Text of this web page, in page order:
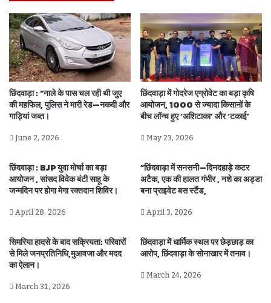
छिंदवाड़ा : “नाले के पास चल रही थी जुए
की महफिल, पुलिस ने मारी रेड—नकदी और
गाड़ियां जब्त।
June 2, 2026
छिंदवाड़ा में गोदरेज एग्रोवेट का बड़ा कृषि
आयोजन, 1000 से ज्यादा किसानों के
बीच लॉन्च हुए ‘अशिटाका’ और ‘टकाई’
May 23, 2026
छिंदवाड़ा : BJP युवा मोर्चा का बड़ा
आयोजन , सांसद विवेक बंटी साहू के
जन्मदिन पर होगा मेगा रक्तदान शिविर।
April 28, 2026
“छिंदवाड़ा में सनसनी—दिनदहाड़े कटर
अटैक, एक की हालत गंभीर , नशे का अड्डा
बना प्राइवेट बस स्टैंड,
April 3, 2026
सिमरिया हादसे के बाद सक्रियता: परिवारों
से मिले जनप्रतिनिधि,मुआवजा और मदद
का ऐलान।
March 31, 2026
छिंदवाड़ा में धार्मिक स्थल पर छेड़छाड़ का
आरोप, छिंदवाड़ा के सोनाखार में तनाव।
March 24, 2026